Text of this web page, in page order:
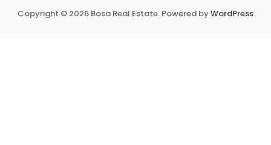
Copyright © 2026 Bosa Real Estate. Powered byWordPress